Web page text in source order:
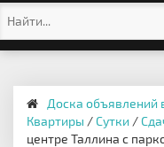
Доска объявлений
Квартиры /Сутки /
центре Таллина с